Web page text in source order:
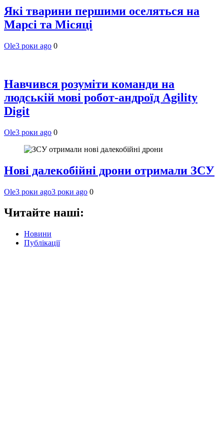
Які тварини першими оселяться на
Марсі та Місяці
Ole3 роки ago 0
Навчився розуміти команди на
людській мові робот-андроїд Agility
Digit
Ole3 роки ago 0
Нові далекобійні дрони отримали ЗСУ
Ole3 роки ago3 роки ago 0
Читайте наші:
Новини
Публікації